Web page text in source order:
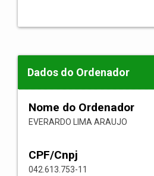
Dados do Ordenador
Nome do Ordenador
EVERARDO LIMA ARAUJO
CPF/Cnpj
042.613.753-11